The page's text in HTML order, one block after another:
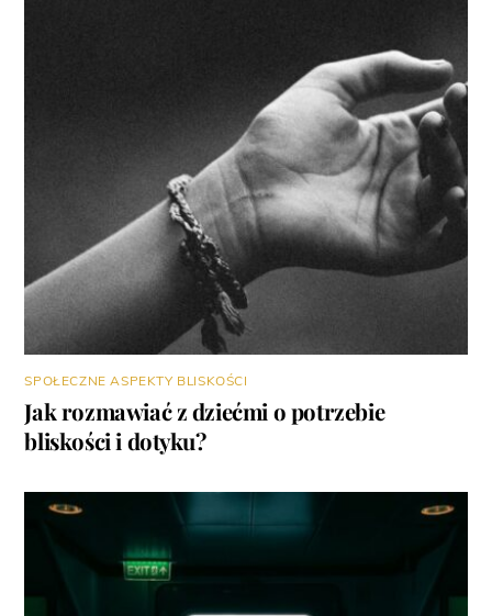
SPOŁECZNE ASPEKTY BLISKOŚCI
Jak rozmawiać z dziećmi o potrzebie
bliskości i dotyku?